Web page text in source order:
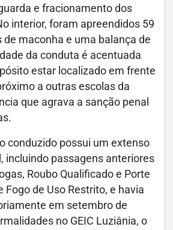
e fracionamento dos
interior, foram apreendidos 59
maconha e uma balança de
da conduta é acentuada
estar localizado em frente
a outras escolas da
que agrava a sanção penal
conduzido possui um extenso
incluindo passagens anteriores
Roubo Qualificado e Porte
Fogo de Uso Restrito, e havia
em setembro de
no GEIC Luziânia, o